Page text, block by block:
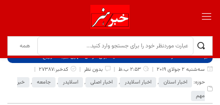
برگ نخست نوشته‌ها
۲۴۴ حلقه لاستیک برای ناوگان شهری بیرجند توزیع شد
سه‌شنبه 2 جولای 2019
2:53 ب.ظ بدون نظر
کدخبر:27387
حوزه:
اخبار استان , اخبار اسلایدر , اخبار اصلی , اسلایدر , جامعه ,
خبر
مهم